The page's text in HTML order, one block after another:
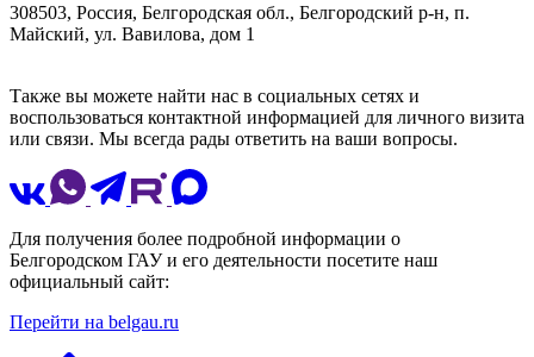
308503, Россия, Белгородская обл., Белгородский р-н, п.
Майский, ул. Вавилова, дом 1
Также вы можете найти нас в социальных сетях и
воспользоваться контактной информацией для личного визита
или связи. Мы всегда рады ответить на ваши вопросы.
Для получения более подробной информации о
Белгородском ГАУ и его деятельности посетите наш
официальный сайт:
Перейти на belgau.ru